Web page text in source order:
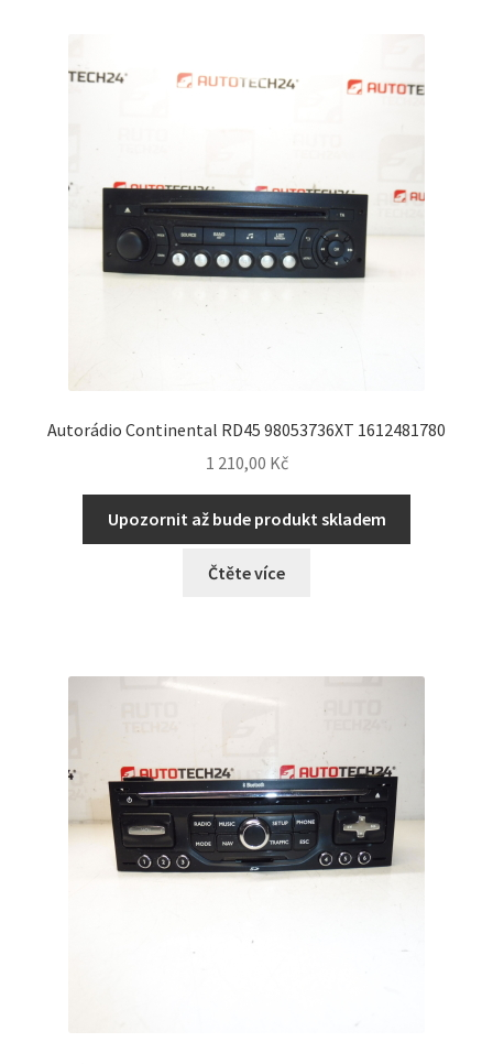
Autorádio Continental RD45 98053736XT 1612481780
1 210,00 Kč
Upozornit až bude produkt skladem
Čtěte více